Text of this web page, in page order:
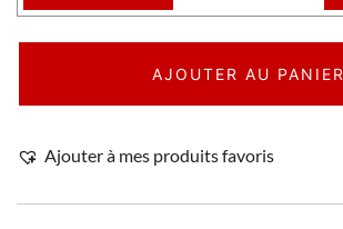
AJOUTER AU PANIER
Ajouter à mes produits favoris